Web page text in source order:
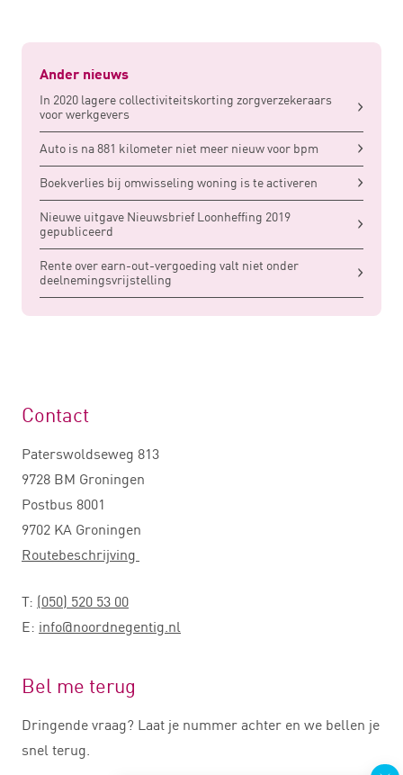
Ander nieuws
In 2020 lagere collectiviteitskorting zorgverzekeraars
voor werkgevers
Auto is na 881 kilometer niet meer nieuw voor bpm
Boekverlies bij omwisseling woning is te activeren
Nieuwe uitgave Nieuwsbrief Loonheffing 2019
gepubliceerd
Rente over earn-out-vergoeding valt niet onder
deelnemingsvrijstelling
Contact
Paterswoldseweg 813
9728 BM Groningen
Postbus 8001
9702 KA Groningen
Routebeschrijving
T: (050) 520 53 00
E: info@noordnegentig.nl
Bel me terug
Dringende vraag? Laat je nummer achter en we bellen je
snel terug.